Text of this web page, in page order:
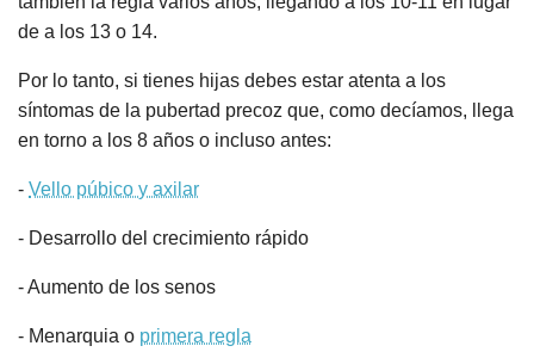
de a los 13 o 14.
Por lo tanto, si tienes hijas debes estar atenta a los
síntomas de la pubertad precoz que, como decíamos, llega
en torno a los 8 años o incluso antes:
- Vello púbico y axilar
- Desarrollo del crecimiento rápido
- Aumento de los senos
- Menarquia o primera regla